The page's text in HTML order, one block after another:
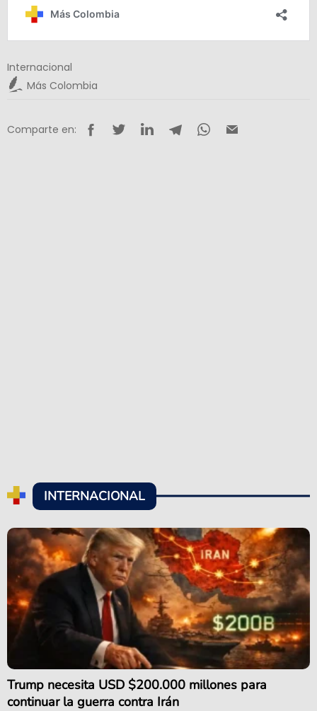
Internacional
Más Colombia
Comparte en:
INTERNACIONAL
Trump necesita USD $200.000 millones para
continuar la guerra contra Irán